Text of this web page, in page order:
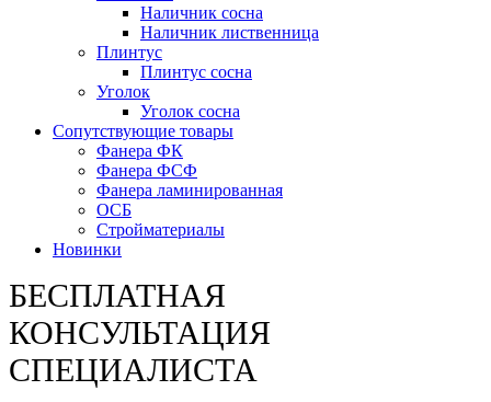
Наличник сосна
Наличник лиственница
Плинтус
Плинтус сосна
Уголок
Уголок сосна
Сопутствующие товары
Фанера ФК
Фанера ФСФ
Фанера ламинированная
ОСБ
Стройматериалы
Новинки
БЕСПЛАТНАЯ
КОНСУЛЬТАЦИЯ
СПЕЦИАЛИСТА